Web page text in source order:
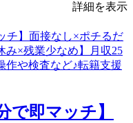
詳細を表示
で即マッチ】